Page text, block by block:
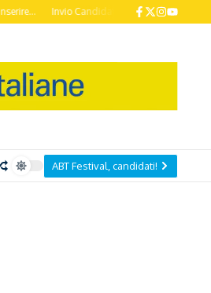
Candidature ABT Festival 2026 entro il 20
ABT Festival, candidati!